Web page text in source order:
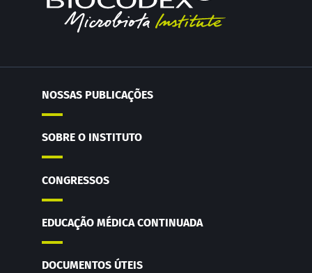
NOSSAS PUBLICAÇÕES
SOBRE O INSTITUTO
CONGRESSOS
EDUCAÇÃO MÉDICA CONTINUADA
DOCUMENTOS ÚTEIS